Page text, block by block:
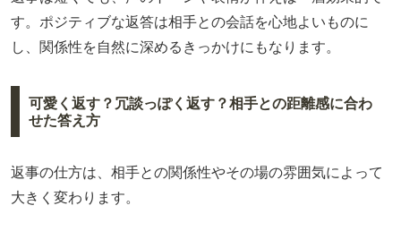
す。ポジティブな返答は相手との会話を心地よいものに
し、関係性を自然に深めるきっかけにもなります。
可愛く返す？冗談っぽく返す？相手との距離感に合わ
せた答え方
返事の仕方は、相手との関係性やその場の雰囲気によって
大きく変わります。